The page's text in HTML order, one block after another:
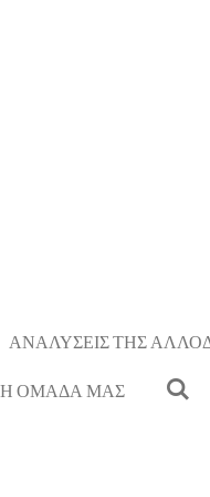
ΑΝΑΛΥΣΕΙΣ ΤΗΣ
Η ΟΜΑΔΑ ΜΑΣ